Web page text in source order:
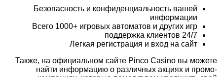
Безопасность и конфиденциальность вашей
информации
Всего 1000+ игровых автоматов и других игр
24/7 поддержка клиентов
Легкая регистрация и вход на сайт
Также, на официальном сайте Pinco Casino вы можете
найти информацию о различных акциях и промо-